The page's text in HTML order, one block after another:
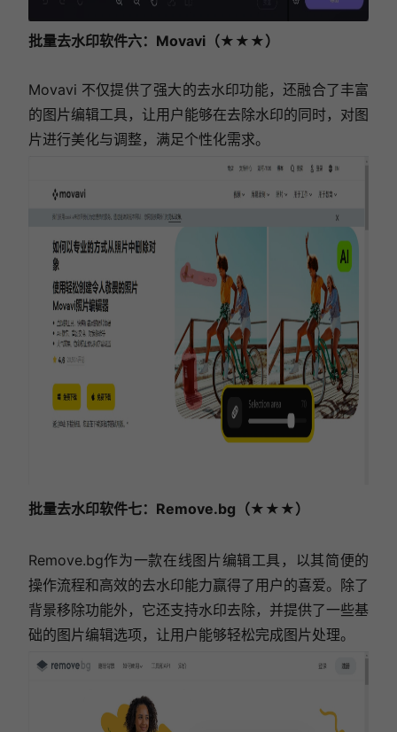
批量去水印软件六：Movavi（★★★）
Movavi 不仅提供了强大的去水印功能，还融合了丰富
的图片编辑工具，让用户能够在去除水印的同时，对图
片进行美化与调整，满足个性化需求。
批量去水印软件七：Remove.bg（★★★）
Remove.bg作为一款在线图片编辑工具，以其简便的
操作流程和高效的去水印能力赢得了用户的喜爱。除了
背景移除功能外，它还支持水印去除，并提供了一些基
础的图片编辑选项，让用户能够轻松完成图片处理。